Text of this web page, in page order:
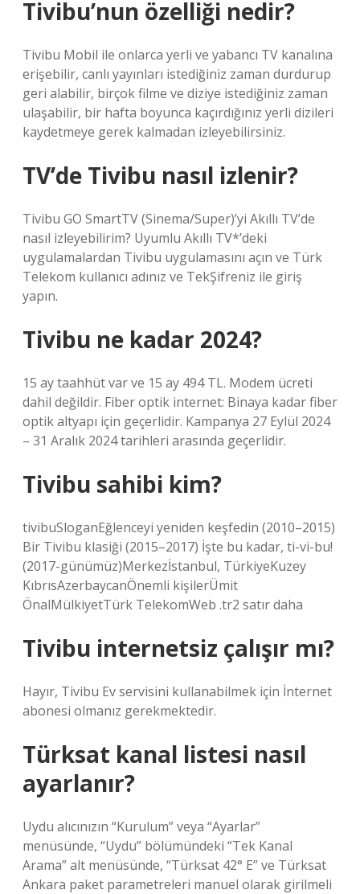
Tivibu’nun özelliği nedir?
Tivibu Mobil ile onlarca yerli ve yabancı TV kanalına
erişebilir, canlı yayınları istediğiniz zaman durdurup
geri alabilir, birçok filme ve diziye istediğiniz zaman
ulaşabilir, bir hafta boyunca kaçırdığınız yerli dizileri
kaydetmeye gerek kalmadan izleyebilirsiniz.
TV’de Tivibu nasıl izlenir?
Tivibu GO SmartTV (Sinema/Super)’yi Akıllı TV’de
nasıl izleyebilirim? Uyumlu Akıllı TV*’deki
uygulamalardan Tivibu uygulamasını açın ve Türk
Telekom kullanıcı adınız ve TekŞifreniz ile giriş
yapın.
Tivibu ne kadar 2024?
15 ay taahhüt var ve 15 ay 494 TL. Modem ücreti
dahil değildir. Fiber optik internet: Binaya kadar fiber
optik altyapı için geçerlidir. Kampanya 27 Eylül 2024
– 31 Aralık 2024 tarihleri ​​arasında geçerlidir.
Tivibu sahibi kim?
tivibuSloganEğlenceyi yeniden keşfedin (2010–2015)
Bir Tivibu klasiği (2015–2017) İşte bu kadar, ti-vi-bu!
(2017-günümüz)Merkezİstanbul, TürkiyeKuzey
KıbrısAzerbaycanÖnemli kişilerÜmit
ÖnalMülkiyetTürk TelekomWeb .tr2 satır daha
Tivibu internetsiz çalışır mı?
Hayır, Tivibu Ev servisini kullanabilmek için İnternet
abonesi olmanız gerekmektedir.
Türksat kanal listesi nasıl
ayarlanır?
Uydu alıcınızın “Kurulum” veya “Ayarlar”
menüsünde, “Uydu” bölümündeki “Tek Kanal
Arama” alt menüsünde, “Türksat 42° E” ve Türksat
Ankara paket parametreleri manuel olarak girilmeli